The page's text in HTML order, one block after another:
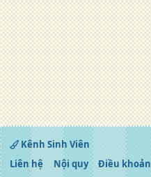
Kênh Sinh Viên
Liên hệ
Nội quy Điều khoản